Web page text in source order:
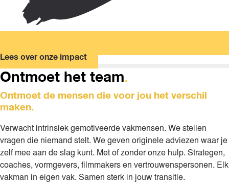
Lees over onze impact
Ontmoet het team.
Ontmoet de mensen die voor jou het verschil
maken.
Verwacht intrinsiek gemotiveerde vakmensen. We stellen
vragen die niemand stelt. We geven originele adviezen waar je
zelf mee aan de slag kunt. Met of zonder onze hulp. Strategen,
coaches, vormgevers, filmmakers en vertrouwenspersonen. Elk
vakman in eigen vak. Samen sterk in jouw transitie.